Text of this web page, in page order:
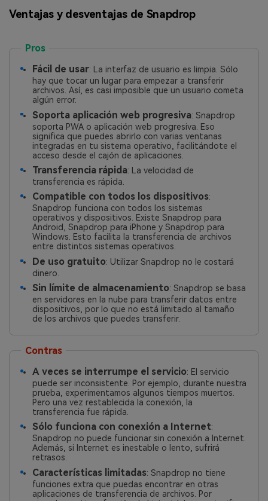
Ventajas y desventajas de Snapdrop
Pros
Fácil de usar: La interfaz de usuario es limpia. Sólo
hay que tocar un lugar para empezar a transferir
archivos. Así, es casi imposible que un usuario cometa
algún error.
Soporta aplicación web progresiva: Snapdrop
soporta PWA o aplicación web progresiva. Eso
significa que puedes abrirlo con varias ventanas
integradas en tu sistema operativo, facilitándote el
acceso desde el cajón de aplicaciones.
Transferencia rápida: La velocidad de
transferencia es rápida.
Compatible con todos los dispositivos:
Snapdrop funciona con todos los sistemas
operativos y dispositivos. Existe Snapdrop para
Android, Snapdrop para iPhone y Snapdrop para
Windows. Esto facilita la transferencia de archivos
entre distintos sistemas operativos.
De uso gratuito: Utilizar Snapdrop no le costará
dinero.
Sin límite de almacenamiento: Snapdrop se basa
en servidores en la nube para transferir datos entre
dispositivos, por lo que no está limitado al tamaño
de los archivos que puedes transferir.
Contras
A veces se interrumpe el servicio: El servicio
puede ser inconsistente. Por ejemplo, durante nuestra
prueba, experimentamos algunos tiempos muertos.
Pero una vez restablecida la conexión, la
transferencia fue rápida.
Sólo funciona con conexión a Internet:
Snapdrop no puede funcionar sin conexión a Internet.
Además, si Internet es inestable o lento, sufrirá
retrasos.
Características limitadas: Snapdrop no tiene
funciones extra que puedas encontrar en otras
aplicaciones de transferencia de archivos. Por